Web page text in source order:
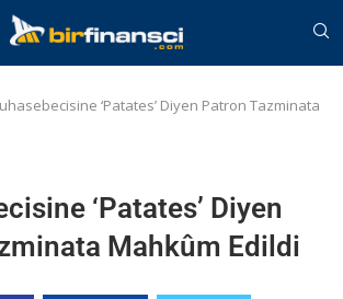
‘Patates’ Diyen Patron Tazminata
‘Patates’ Diyen
Mahkûm Edildi